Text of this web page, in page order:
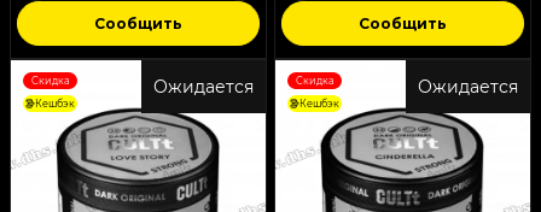
Сообщить Сообщить
Ожидается
Скидка
Кешбэк
Ожидается
Скидка
Кешбэк